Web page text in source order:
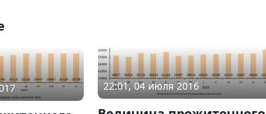
22:01, 04 июля 2016